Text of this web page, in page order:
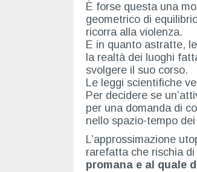
È forse questa una
geometrico di
ricorra alla violenza.
E in quanto astratte,
la realtà dei luoghi
svolgere il suo corso.
Le leggi scientifiche
Per decidere se
per una domanda di
nello spazio-tempo
L’approssimazione
rarefatta che rischia
promana e al quale